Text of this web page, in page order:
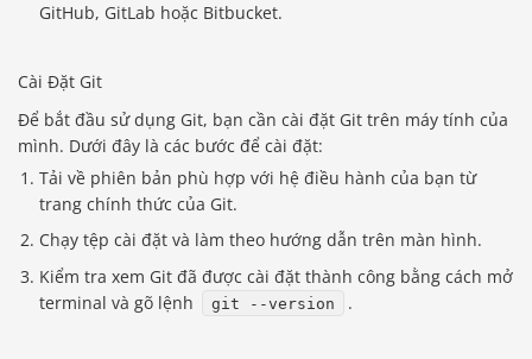
GitHub, GitLab hoặc Bitbucket.
Cài Đặt Git
Để bắt đầu sử dụng Git, bạn cần cài đặt Git trên máy tính của
mình. Dưới đây là các bước để cài đặt:
Tải về phiên bản phù hợp với hệ điều hành của bạn từ
trang chính thức của Git.
Chạy tệp cài đặt và làm theo hướng dẫn trên màn hình.
Kiểm tra xem Git đã được cài đặt thành công bằng cách mở
terminal và gõ lệnh
git --version .